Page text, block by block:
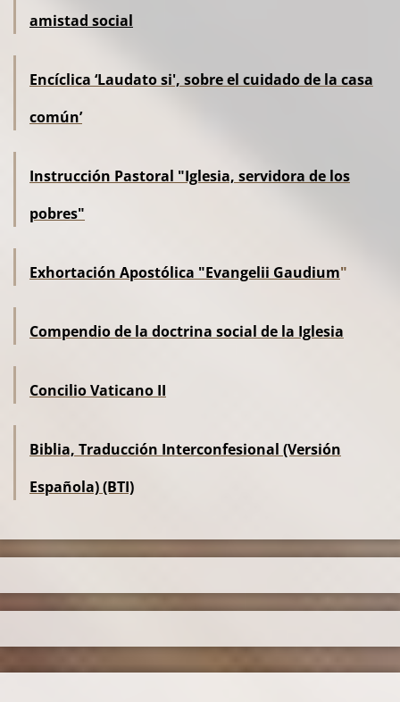
amistad social
Encíclica ‘Laudato si', sobre el cuidado de la casa
común’
Instrucción Pastoral "Iglesia, servidora de los
pobres"
Exhortación Apostólica "Evangelii Gaudium"
Compendio de la doctrina social de la Iglesia
Concilio Vaticano II
Biblia, Traducción Interconfesional (Versión
Española) (BTI)